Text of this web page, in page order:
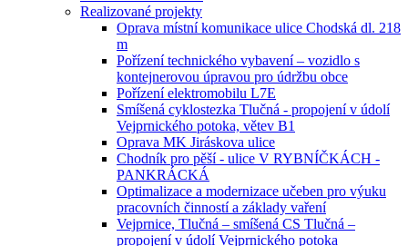
Realizované projekty
Oprava místní komunikace ulice Chodská dl. 218
m
Pořízení technického vybavení – vozidlo s
kontejnerovou úpravou pro údržbu obce
Pořízení elektromobilu L7E
Smíšená cyklostezka Tlučná - propojení v údolí
Vejprnického potoka, větev B1
Oprava MK Jiráskova ulice
Chodník pro pěší - ulice V RYBNÍČKÁCH -
PANKRÁCKÁ
Optimalizace a modernizace učeben pro výuku
pracovních činností a základy vaření
Vejprnice, Tlučná – smíšená CS Tlučná –
propojení v údolí Vejprnického potoka